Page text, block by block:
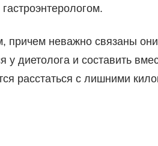
причем неважно связаны
у диетолога и составить
расстаться с лишними